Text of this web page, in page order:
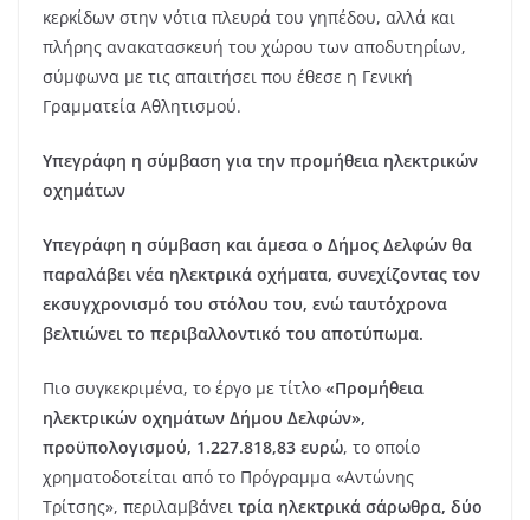
κερκίδων στην νότια πλευρά του γηπέδου, αλλά και
πλήρης ανακατασκευή του χώρου των αποδυτηρίων,
σύμφωνα με τις απαιτήσει που έθεσε η Γενική
Γραμματεία Αθλητισμού.
Υπεγράφη η σύμβαση για την προμήθεια ηλεκτρικών
οχημάτων
Υπεγράφη η σύμβαση και άμεσα ο Δήμος Δελφών θα
παραλάβει νέα ηλεκτρικά οχήματα, συνεχίζοντας τον
εκσυγχρονισμό του στόλου του, ενώ ταυτόχρονα
βελτιώνει το περιβαλλοντικό του αποτύπωμα.
Πιο συγκεκριμένα, το έργο με τίτλο «Προμήθεια
ηλεκτρικών οχημάτων Δήμου Δελφών»,
προϋπολογισμού, 1.227.818,83 ευρώ, το οποίο
χρηματοδοτείται από το Πρόγραμμα «Αντώνης
Τρίτσης», περιλαμβάνει τρία ηλεκτρικά σάρωθρα, δύο